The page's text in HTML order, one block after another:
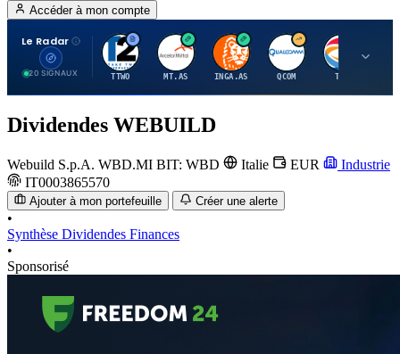
Accéder à mon compte
Le Radar
20 SIGNAUX
T
TTWO
A
MT.AS
I
INGA.AS
Q
QCOM
T
TTE
Dividendes WEBUILD
Webuild S.p.A. WBD.MI BIT: WBD Italie EUR
Industrie
IT0003865570
Ajouter à mon portefeuille Créer une alerte
•
Synthèse Dividendes Finances
•
Sponsorisé